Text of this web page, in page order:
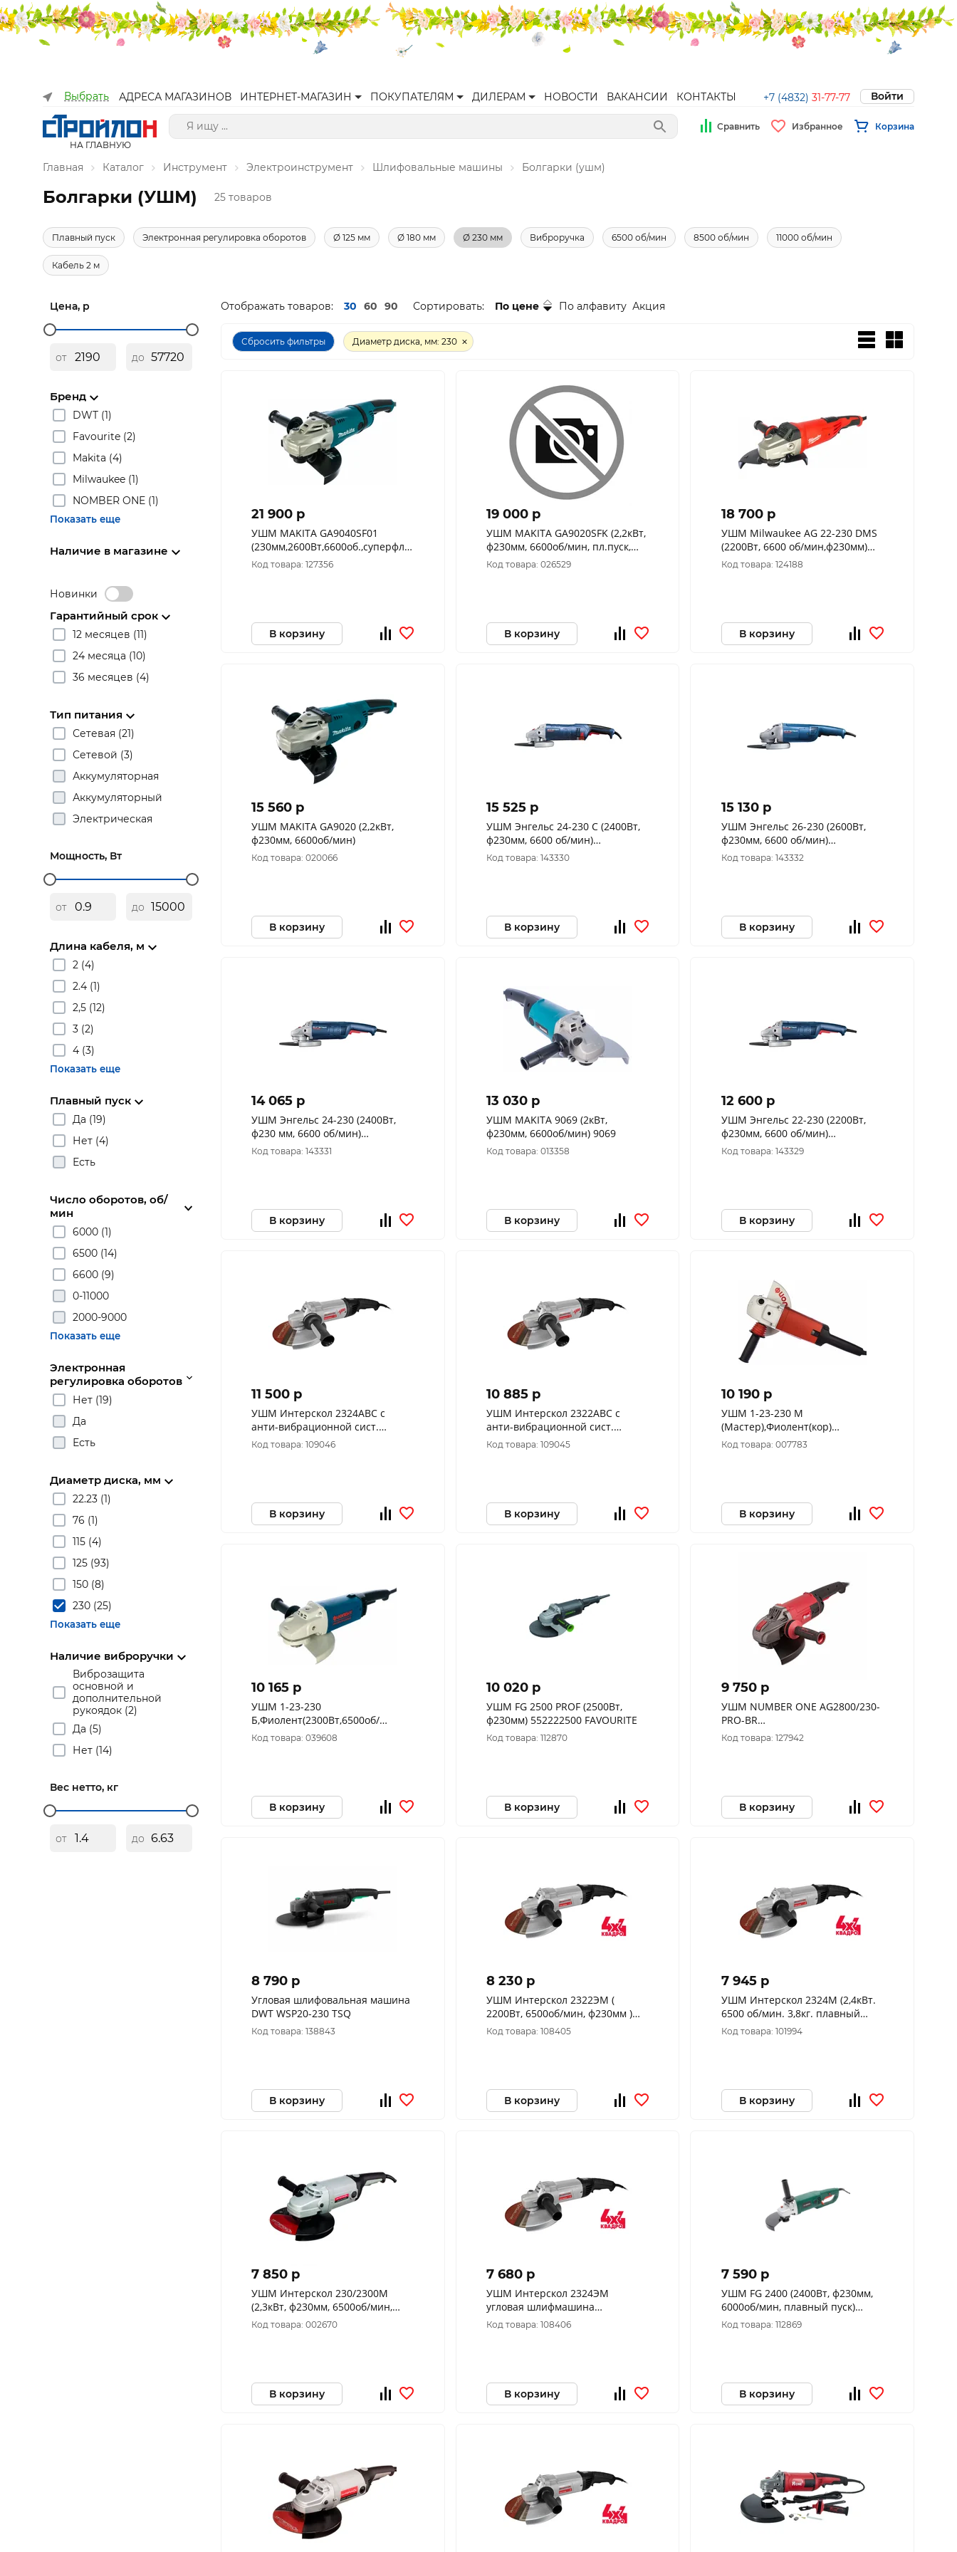
Выбрать АДРЕСА МАГАЗИНОВ ИНТЕРНЕТ-МАГАЗИН ПОКУПАТЕЛЯМ ДИЛЕРАМ НОВОСТИ ВАКАНСИИ КОНТАКТЫ +7 (4832) 31-77-77 Войти
НА ГЛАВНУЮ
Сравнить Избранное Корзина
Главная Каталог Инструмент Электроинструмент Шлифовальные машины Болгарки (ушм)
Болгарки (УШМ) 25 товаров
Плавный пуск Электронная регулировка оборотов Ø 125 мм Ø 180 мм Ø 230 мм Виброручка 6500 об/мин 8500 об/мин 11000 об/мин
Кабель 2 м
Цена, р
от до
Бренд
DWT (1)
Favourite (2)
Makita (4)
Milwaukee (1)
NOMBER ONE (1)
Показать еще
Наличие в магазине
Новинки
Гарантийный срок
12 месяцев (11)
24 месяца (10)
36 месяцев (4)
Тип питания
Сетевая (21)
Сетевой (3)
Аккумуляторная
Аккумуляторный
Электрическая
Мощность, Вт
от до
Длина кабеля, м
2 (4)
2.4 (1)
2,5 (12)
3 (2)
4 (3)
Показать еще
Плавный пуск
Да (19)
Нет (4)
Есть
Число оборотов, об/
мин
6000 (1)
6500 (14)
6600 (9)
0-11000
2000-9000
Показать еще
Электронная
регулировка оборотов
Нет (19)
Да
Есть
Диаметр диска, мм
22.23 (1)
76 (1)
115 (4)
125 (93)
150 (8)
230 (25)
Показать еще
Наличие виброручки
Виброзащита
основной и
дополнительной
рукоядок (2)
Да (5)
Нет (14)
Вес нетто, кг
от до
Отображать товаров: 30 60 90 Сортировать: По цене По алфавиту Акция
Сбросить фильтры Диаметр диска, мм: 230
21 900 p
УШМ MAKITA GA9040SF01
(230мм,2600Вт,6600об.,суперфланец,плавн.
пуск,антивиб рук.)
Код товара: 127356
В корзину
19 000 p
УШМ MAKITA GA9020SFK (2,2кВт,
ф230мм, 6600об/мин, пл.пуск,
суперфланец)
Код товара: 026529
В корзину
18 700 p
УШМ Milwaukee AG 22-230 DMS
(2200Вт, 6600 об/мин,ф230мм)
4933433630
Код товара: 124188
В корзину
15 560 p
УШМ MAKITA GA9020 (2,2кВт,
ф230мм, 6600об/мин)
Код товара: 020066
В корзину
15 525 p
УШМ Энгельс 24-230 C (2400Вт,
ф230мм, 6600 об/мин)
0.701.030.025
Код товара: 143330
В корзину
15 130 p
УШМ Энгельс 26-230 (2600Вт,
ф230мм, 6600 об/мин)
0.701.030.019
Код товара: 143332
В корзину
14 065 p
УШМ Энгельс 24-230 (2400Вт,
ф230 мм, 6600 об/мин)
0.701.030.023
Код товара: 143331
В корзину
13 030 p
УШМ MAKITA 9069 (2кВт,
ф230мм, 6600об/мин) 9069
Код товара: 013358
В корзину
12 600 p
УШМ Энгельс 22-230 (2200Вт,
ф230мм, 6600 об/мин)
0.701.030.021
Код товара: 143329
В корзину
11 500 p
УШМ Интерскол 2324АВС с
анти-вибрационной сист.
(2300Вт,6500об/мин,ф
Код товара: 109046
В корзину
10 885 p
УШМ Интерскол 2322АВС с
анти-вибрационной сист.
(2200Вт,6500об/мин,ф
Код товара: 109045
В корзину
10 190 p
УШМ 1-23-230 М
(Мастер),Фиолент(кор)
(2300Вт,6500об/
мин,ф230мм,посад22.2мм)ИДФР298135001-
Код товара: 007783
В корзину
10 165 p
УШМ 1-23-230
Б,Фиолент(2300Вт,6500об/
мин,М14,ф230мм,посад22.2мм)ИДФР298135001-
05МК1
Код товара: 039608
В корзину
10 020 p
УШМ FG 2500 PROF (2500Вт,
ф230мм) 552222500 FAVOURITE
Код товара: 112870
В корзину
9 750 p
УШМ NUMBER ONE AG2800/230-
PRO-BR
(230мм,2800Вт,повыш.пылезащита)
Код товара: 127942
В корзину
8 790 p
Угловая шлифовальная машина
DWT WSP20-230 TSQ
Код товара: 138843
В корзину
8 230 p
УШМ Интерскол 2322ЭМ (
2200Вт, 6500об/мин, ф230мм )
747.1.1.70
Код товара: 108405
В корзину
7 945 p
УШМ Интерскол 2324М (2,4кВт.
6500 об/мин. 3,8кг. плавный
пуск) 747.1.2.70
Код товара: 101994
В корзину
7 850 p
УШМ Интерскол 230/2300М
(2,3кВт, ф230мм, 6500об/мин,
5,9кг) 60.1.4.00
Код товара: 002670
В корзину
7 680 p
УШМ Интерскол 2324ЭМ
угловая шлифмашина
(2400Вт,6500об/мин,ф
230/22.2мм,плавный пуск )
Код товара: 108406
В корзину
7 590 p
УШМ FG 2400 (2400Вт, ф230мм,
6000об/мин, плавный пуск)
106302400 FAVOURITE
Код товара: 112869
В корзину